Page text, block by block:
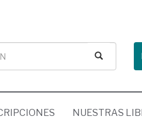
NUESTRAS